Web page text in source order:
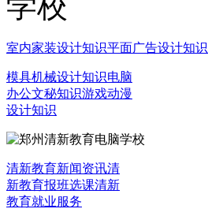
室内家装设计知识平面广告设计知识
模具机械设计知识电脑
办公文秘知识游戏动漫
设计知识
清新教育新闻资讯清
新教育报班选课清新
教育就业服务